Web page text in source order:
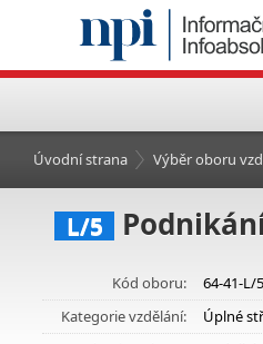
Úvodní strana Výběr oboru
L/5
Kód oboru:
64-41-L/
Kategorie vzdělání:
Úplné